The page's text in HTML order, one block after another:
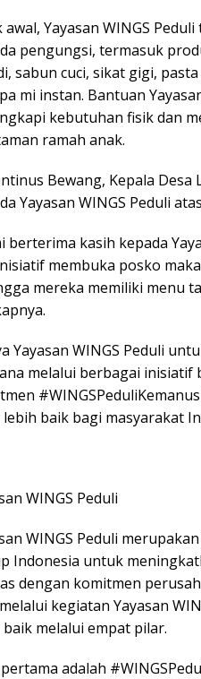
awal, Yayasan WINGS
pengungsi, termasuk
sabun cuci, sikat gigi,
mi instan. Bantuan
kebutuhan fisik dan
ramah anak.
Bewang, Kepala
Yayasan WINGS Peduli
berterima kasih kepada
membuka posko
mereka memiliki menu
Yayasan WINGS Peduli
melalui berbagai
baik bagi masyarakat
WINGS Peduli
WINGS Peduli
Indonesia untuk
dengan komitmen
kegiatan Yayasan
melalui empat pilar.
adalah